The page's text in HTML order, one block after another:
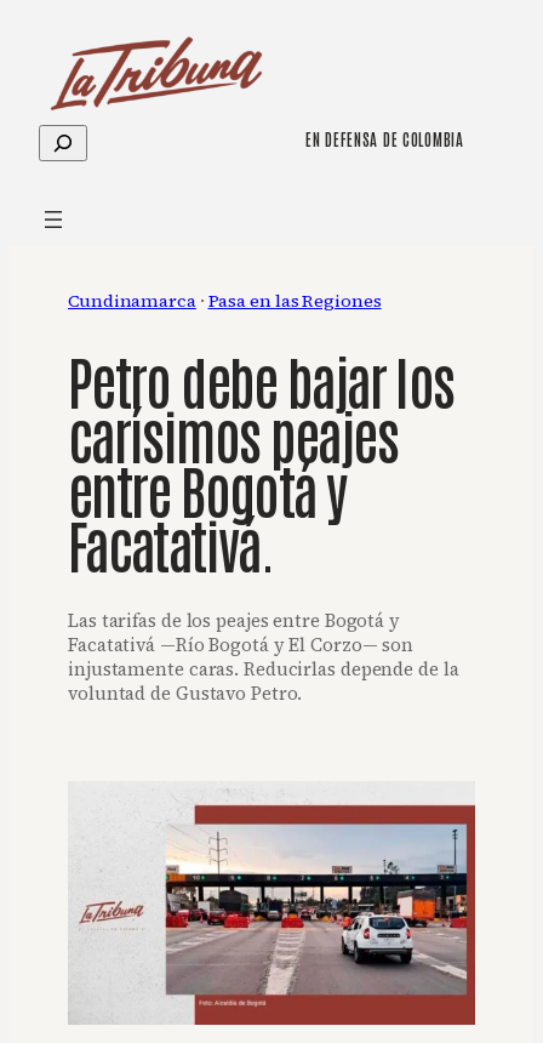
contenido
Buscar EN DEFENSA DE COLOMBIA
Cundinamarca · Pasa en las Regiones
Petro debe bajar los
carísimos peajes
entre Bogotá y
Facatativá.
Las tarifas de los peajes entre Bogotá y
Facatativá —Río Bogotá y El Corzo— son
injustamente caras. Reducirlas depende de la
voluntad de Gustavo Petro.